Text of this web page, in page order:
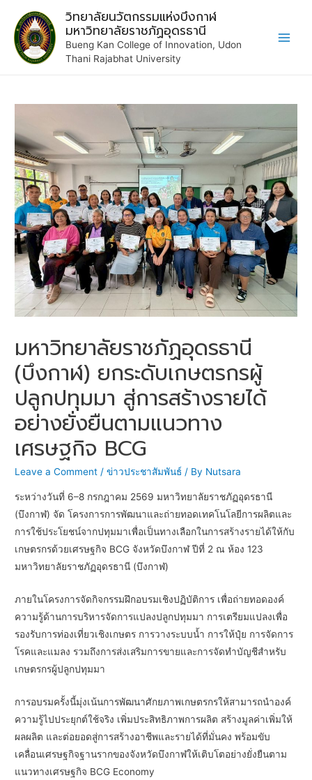
วิทยาลัยนวัตกรรมแห่งบึงกาฬ
มหาวิทยาลัยราชภัฏอุดรธานี
Bueng Kan College of Innovation, Udon
Thani Rajabhat University
มหาวิทยาลัยราชภัฏอุดรธานี
(บึงกาฬ) ยกระดับเกษตรกรผู้
ปลูกปทุมมา สู่การสร้างรายได้
อย่างยั่งยืนตามแนวทาง
เศรษฐกิจ BCG
Leave a Comment /ข่าวประชาสัมพันธ์ / By Nutsara
ระหว่างวันที่ 6–8 กรกฎาคม 2569 มหาวิทยาลัยราชภัฏอุดรธานี
(บึงกาฬ) จัด โครงการการพัฒนาและถ่ายทอดเทคโนโลยีการผลิตและ
การใช้ประโยชน์จากปทุมมาเพื่อเป็นทางเลือกในการสร้างรายได้ให้กับ
เกษตรกรด้วยเศรษฐกิจ BCG จังหวัดบึงกาฬ ปีที่ 2 ณ ห้อง 123
มหาวิทยาลัยราชภัฏอุดรธานี (บึงกาฬ)
ภายในโครงการจัดกิจกรรมฝึกอบรมเชิงปฏิบัติการ เพื่อถ่ายทอดองค์
ความรู้ด้านการบริหารจัดการแปลงปลูกปทุมมา การเตรียมแปลงเพื่อ
รองรับการท่องเที่ยวเชิงเกษตร การวางระบบน้ำ การให้ปุ๋ย การจัดการ
โรคและแมลง รวมถึงการส่งเสริมการขายและการจัดทำบัญชีสำหรับ
เกษตรกรผู้ปลูกปทุมมา
การอบรมครั้งนี้มุ่งเน้นการพัฒนาศักยภาพเกษตรกรให้สามารถนำองค์
ความรู้ไปประยุกต์ใช้จริง เพิ่มประสิทธิภาพการผลิต สร้างมูลค่าเพิ่มให้
ผลผลิต และต่อยอดสู่การสร้างอาชีพและรายได้ที่มั่นคง พร้อมขับ
เคลื่อนเศรษฐกิจฐานรากของจังหวัดบึงกาฬให้เติบโตอย่างยั่งยืนตาม
แนวทางเศรษฐกิจ BCG Economy